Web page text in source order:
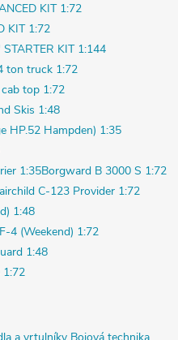
KIT 1:72
KIT 1:72
KIT 1:144
ton truck 1:72
top 1:72
Skis 1:48
HP.52 Hampden) 1:35
1:35Borgward B 3000 S 1:72
C-123 Provider 1:72
1:48
4 (Weekend) 1:72
1:48